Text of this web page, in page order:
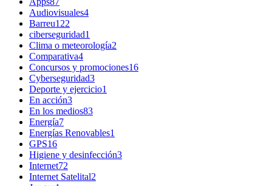
Audiovisuales4
Barreu122
ciberseguridad1
Clima o meteorología2
Comparativa4
Concursos y promociones16
Cyberseguridad3
Deporte y ejercicio1
En acción3
En los medios83
Energía7
Energías Renovables1
GPS16
Higiene y desinfección3
Internet72
Internet Satelital2